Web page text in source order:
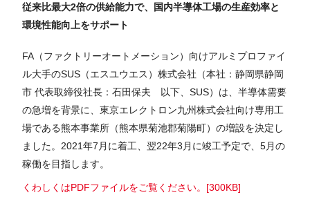
従来比最大2倍の供給能力で、国内半導体工場の生産効率と
環境性能向上をサポート
FA（ファクトリーオートメーション）向けアルミプロファイ
ル大手のSUS（エスユウエス）株式会社（本社：静岡県静岡
市 代表取締役社長：石田保夫 以下、SUS）は、半導体需要
の急増を背景に、東京エレクトロン九州株式会社向け専用工
場である熊本事業所（熊本県菊池郡菊陽町）の増設を決定し
ました。2021年7月に着工、翌22年3月に竣工予定で、5月の
稼働を目指します。
くわしくはPDFファイルをご覧ください。[300KB]